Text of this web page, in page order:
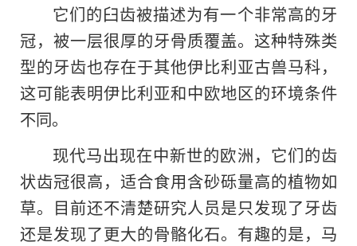
它们的臼齿被描述为有一个非常高的牙
冠，被一层很厚的牙骨质覆盖。这种特殊类
型的牙齿也存在于其他伊比利亚古兽马科，
这可能表明伊比利亚和中欧地区的环境条件
不同。
现代马出现在中新世的欧洲，它们的齿
状齿冠很高，适合食用含砂砾量高的植物如
草。目前还不清楚研究人员是只发现了牙齿
还是发现了更大的骨骼化石。有趣的是，马